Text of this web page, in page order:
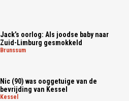
Jack’s oorlog: Als joodse baby naar
Zuid-Limburg gesmokkeld
brunssum
Nic (90) was ooggetuige van de
bevrijding van Kessel
kessel